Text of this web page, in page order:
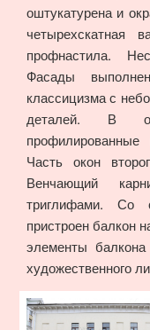
оштукатурена и
четырехскатная
профнастила.
Фасады
классицизма с
деталей. В
профилированные
Часть окон
Венчающий
триглифами. Со
пристроен балкон
элементы
художественного